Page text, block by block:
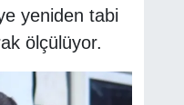
yeniden tabi
ölçülüyor.